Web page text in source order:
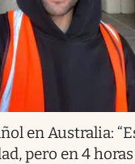
en Australia:
pero en 4